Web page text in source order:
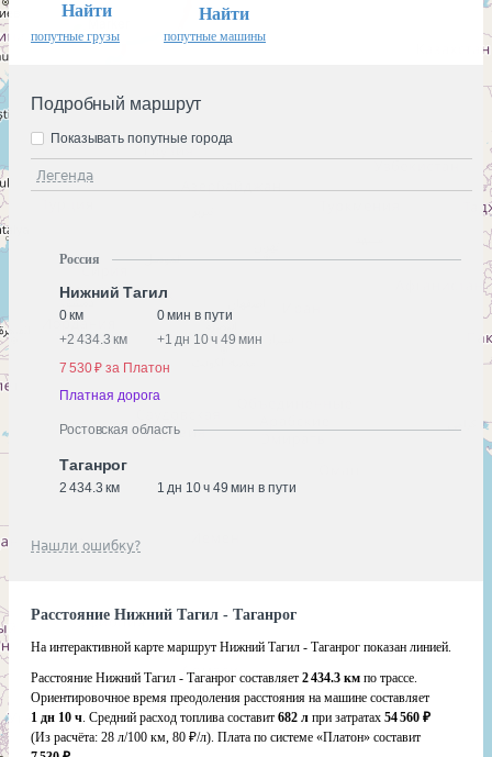
Найти
попутные грузы
Найти
попутные машины
Подробный маршрут
Легенда
Показывать попутные города
Россия
Нижний Тагил
0 км
0 мин в пути
+2 434.3 км +1 дн 10 ч 49 мин
7 530 ₽ за Платон
Платная дорога
Ростовская область
Таганрог
2 434.3 км 1 дн 10 ч 49 мин в пути
Нашли ошибку?
Расстояние Нижний Тагил - Таганрог
На интерактивной карте маршрут Нижний Тагил - Таганрог показан линией.
Расстояние Нижний Тагил - Таганрог составляет 2 434.3 км по трассе.
Ориентировочное время преодоления расстояния на машине составляет
1 дн 10 ч. Средний расход топлива составит 682 л при затратах 54 560 ₽
(Из расчёта: 28 л/100 км, 80 ₽/л). Плата по системе «Платон» составит